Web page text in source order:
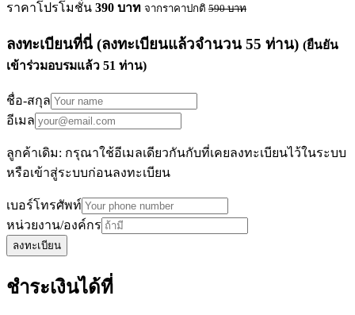
ราคาโปรโมชั่น 390 บาท จากราคาปกติ 590บาท
ลงทะเบียนที่นี่ (ลงทะเบียนแล้วจำนวน 55 ท่าน) (ยืนยัน
เข้าร่วมอบรมแล้ว 51 ท่าน)
ชื่อ-สกุล
อีเมล
ลูกค้าเดิม: กรุณาใช้อีเมลเดียวกันกับที่เคยลงทะเบียนไว้ในระบบ
หรือเข้าสู่ระบบก่อนลงทะเบียน
เบอร์โทรศัพท์
หน่วยงาน/องค์กร
ลงทะเบียน
ชำระเงินได้ที่